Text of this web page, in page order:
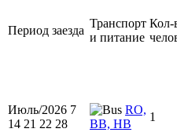
Период заезда
Транспорт
и питание
Кол-
Июль/2026 7
14 21 22 28
RO,
BB, HB
1